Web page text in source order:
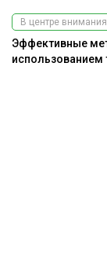
В центре внимания
Эффективные
использованием